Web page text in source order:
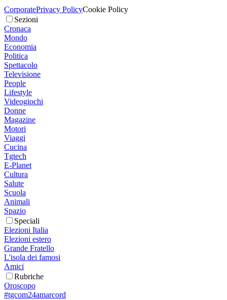
CorporatePrivacy PolicyCookie Policy
Sezioni
Cronaca
Mondo
Economia
Politica
Spettacolo
Televisione
People
Lifestyle
Videogiochi
Donne
Magazine
Motori
Viaggi
Cucina
Tgtech
E-Planet
Cultura
Salute
Scuola
Animali
Spazio
Speciali
Elezioni Italia
Elezioni estero
Grande Fratello
L'isola dei famosi
Amici
Rubriche
Oroscopo
#tgcom24amarcord